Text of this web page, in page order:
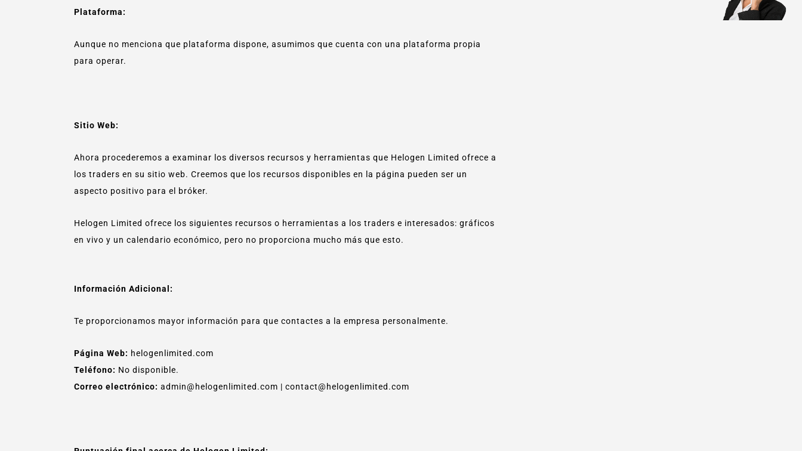
Plataforma:
Aunque no menciona que plataforma dispone, asumimos que cuenta con una plataforma propia
para operar.
Sitio Web:
Ahora procederemos a examinar los diversos recursos y herramientas que Helogen Limited ofrece a
los traders en su sitio web. Creemos que los recursos disponibles en la página pueden ser un
aspecto positivo para el bróker.
Helogen Limited ofrece los siguientes recursos o herramientas a los traders e interesados: gráficos
en vivo y un calendario económico, pero no proporciona mucho más que esto.
Información Adicional:
Te proporcionamos mayor información para que contactes a la empresa personalmente.
Página Web: helogenlimited.com
Teléfono: No disponible.
Correo electrónico: admin@helogenlimited.com | contact@helogenlimited.com